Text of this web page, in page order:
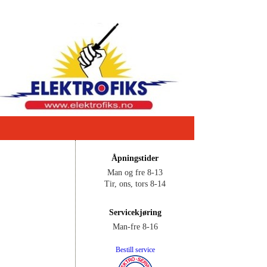
Åpningstider
Man og fre 8-13
Tir, ons, tors 8-14
Servicekjøring
Man-fre 8-16
Bestill service